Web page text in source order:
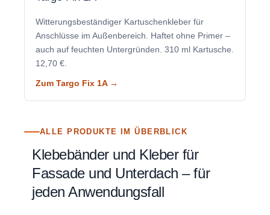
Witterungsbeständiger Kartuschenkleber für
Anschlüsse im Außenbereich. Haftet ohne Primer –
auch auf feuchten Untergründen. 310 ml Kartusche.
12,70 €.
Zum Targo Fix 1A →
ALLE PRODUKTE IM ÜBERBLICK
Klebebänder und Kleber für
Fassade und Unterdach – für
jeden Anwendungsfall